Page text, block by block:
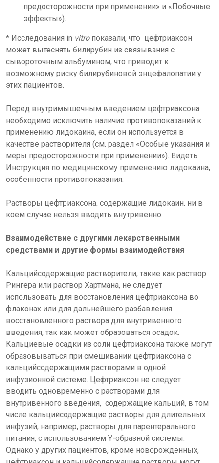
предосторожности при применении» и «Побочные
эффекты»).
* Исследования in vitroпоказали, что цефтриаксон
может вытеснять билирубин из связывания с
сывороточным альбумином, что приводит к
возможному риску билирубиновой энцефалопатии у
этих пациентов.
Перед внутримышечным введением цефтриаксона
необходимо исключить наличие противопоказаний к
применению лидокаина, если он используется в
качестве растворителя (см. раздел «Особые указания и
меры предосторожности при применении»). Видеть.
Инструкция по медицинскому применению лидокаина,
особенности противопоказания.
Растворы цефтриаксона, содержащие лидокаин, ни в
коем случае нельзя вводить внутривенно.
Взаимодействие с другими лекарственными
средствами и другие формы взаимодействия
Кальцийсодержащие растворители, такие как раствор
Рингера или раствор Хартмана, не следует
использовать для восстановления цефтриаксона во
флаконах или для дальнейшего разбавления
восстановленного раствора для внутривенного
введения, так как может образоваться осадок.
Кальциевые осадки из соли цефтриаксона также могут
образовываться при смешивании цефтриаксона с
кальцийсодержащими растворами в одной
инфузионной системе. Цефтриаксон не следует
вводить одновременно с растворами для
внутривенного введения, содержащие кальций, в том
числе кальцийсодержащие растворы для длительных
инфузий, например, растворы для парентерального
питания, с использованием Y-образной системы.
Однако у других пациентов, кроме новорожденных,